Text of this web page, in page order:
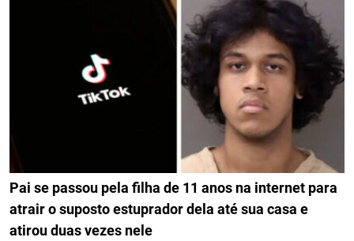
Pai se passou pela filha de 11 anos na internet para
atrair o suposto estuprador dela até sua casa e
atirou duas vezes nele